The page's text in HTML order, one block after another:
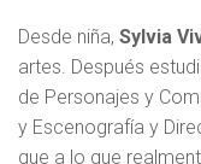
Desde niña, Sylvia
artes. Después
de Personajes y
y Escenografía y
que a lo que